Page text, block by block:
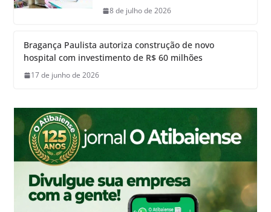
8 de julho de 2026
Bragança Paulista autoriza construção de novo
hospital com investimento de R$ 60 milhões
17 de junho de 2026